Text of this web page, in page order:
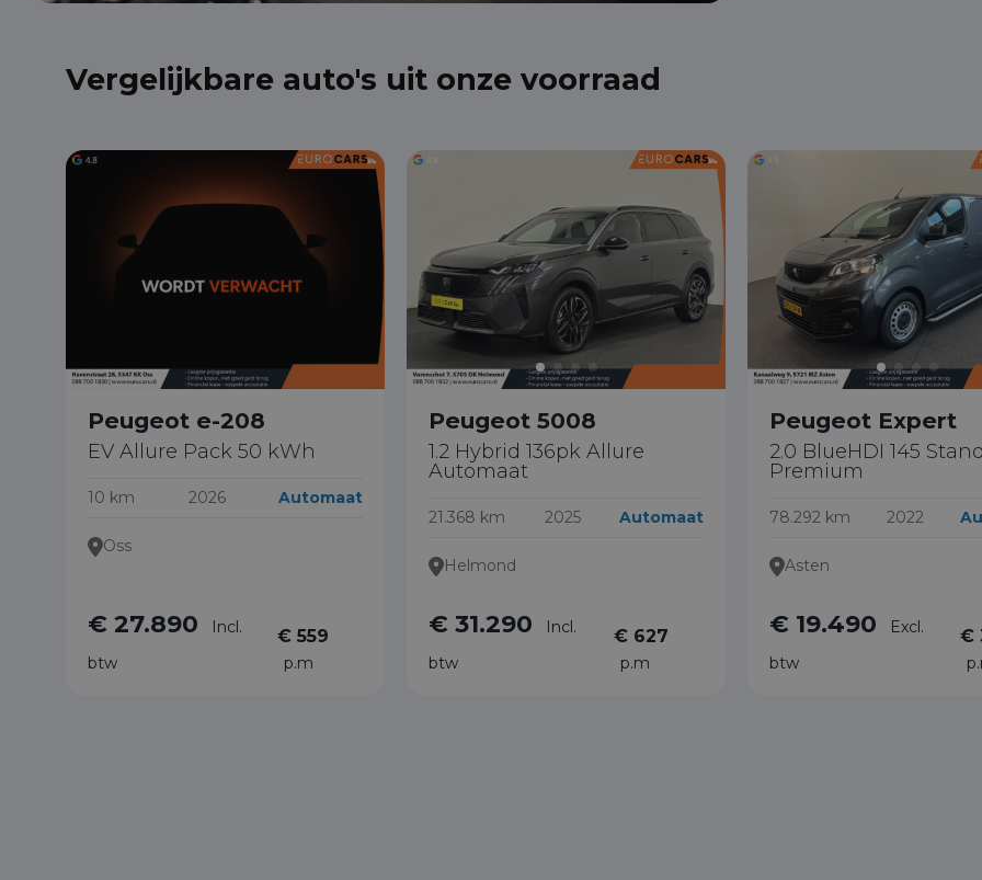
Vergelijkbare auto's uit onze voorraad
Peugeot e-208
EV Allure Pack 50 kWh
10 km 2026 Automaat
Oss
€ 27.890
Incl.
btw
€ 559
p.m
Peugeot 5008
1.2 Hybrid 136pk Allure
Automaat
21.368 km 2025 Automaat
Helmond
€ 31.290
Incl.
btw
€ 627
p.m
Peugeot Expert
2.0 BlueHDI 145
Premium
78.292 km 2022
Asten
€ 19.490
Excl.
btw
€